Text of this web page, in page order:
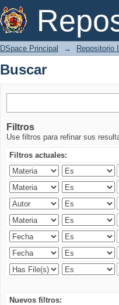
Buscar
DSpace Principal → Repositorio
Buscar
Filtros
Use filtros para refinar sus
Filtros actuales:
Nuevos filtros: